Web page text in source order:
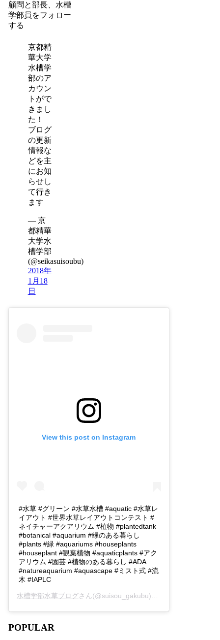
顧問と部長、水槽
学部員をフォロー
する
京都精
華大学
水槽学
部のア
カウン
トがで
きまし
た！
ブログ
の更新
情報な
どを主
にお知
らせし
て行き
ます
— 京
都精華
大学水
槽学部
(@seikasuisoubu)
2018年
1月18
日
View this post on Instagram
#水草 #グリーン #水草水槽 #aquatic #水草レ
イアウト #世界水草レイアウトコンテスト #
ネイチャーアクアリウム #植物 #plantedtank
#botanical #aquarium #緑のある暮らし
#plants #緑 #aquariums #houseplants
#houseplant #観葉植物 #aquaticplants #アク
アリウム #園芸 #植物のある暮らし #ADA
#natureaquarium #aquascape #ミスト式 #流
木 #IAPLC
水槽学部水草ブログさん(@suisou_gakubu)がシェアした投稿 -
POPULAR